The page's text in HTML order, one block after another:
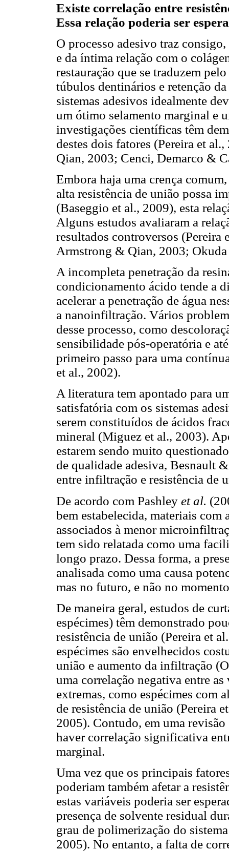
Existe correlação entre
Essa relação poderia ser
O processo adesivo traz
e da íntima relação com o
restauração que se traduzem
túbulos dentinários e retenção
sistemas adesivos idealmente
um ótimo selamento marginal e
investigações científicas têm
destes dois fatores (Pereira et
Qian, 2003; Cenci, Demarco &
Embora haja uma crença
alta resistência de união possa
(Baseggio et al., 2009), esta
Alguns estudos avaliaram a
resultados controversos
Armstrong & Qian, 2003;
A incompleta penetração da
condicionamento ácido tende a
acelerar a penetração de água
a nanoinfiltração. Vários
desse processo, como
sensibilidade pós-operatória e
primeiro passo para uma
et al., 2002).
A literatura tem apontado para
satisfatória com os sistemas
serem constituídos de ácidos
mineral (Miguez et al., 2003).
estarem sendo muito
de qualidade adesiva, Besnault
entre infiltração e resistência de
De acordo com Pashley et al.
bem estabelecida, materiais com
associados à menor
tem sido relatada como uma
longo prazo. Dessa forma, a
analisada como uma causa
mas no futuro, e não no
De maneira geral, estudos de
espécimes) têm demonstrado
resistência de união (Pereira et
espécimes são envelhecidos
união e aumento da infiltração
uma correlação negativa entre
extremas, como espécimes com
de resistência de união (Pereira
2005). Contudo, em uma
haver correlação significativa
marginal.
Uma vez que os principais
poderiam também afetar a
estas variáveis poderia ser
presença de solvente residual
grau de polimerização do
2005). No entanto, a falta de